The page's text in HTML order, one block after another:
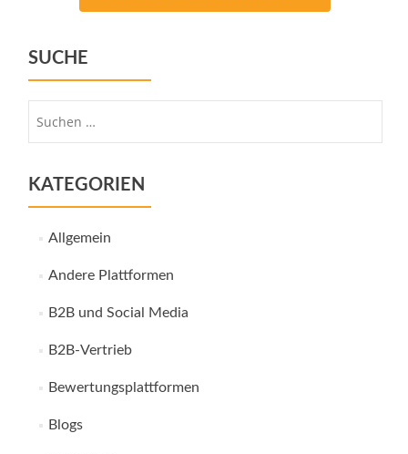
SUCHE
KATEGORIEN
Allgemein
Andere Plattformen
B2B und Social Media
B2B-Vertrieb
Bewertungsplattformen
Blogs